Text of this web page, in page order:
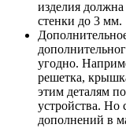
изделия
стенки до 3 мм.
угодно.
решетка,
этим деталям
устройства. Но
дополнений в